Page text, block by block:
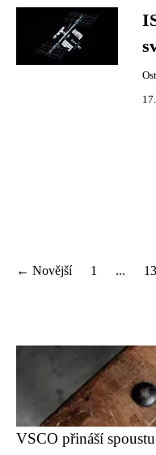
← Novější 1 ... 13
VSCO přináší